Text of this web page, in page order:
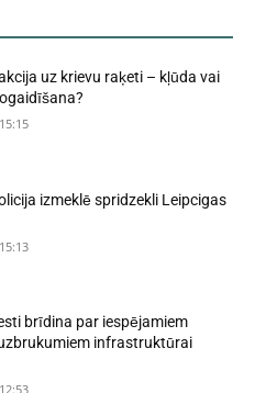
uz krievu raķeti – kļūda vai
izmeklē spridzekli Leipcigas
brīdina par iespējamiem
infrastruktūrai